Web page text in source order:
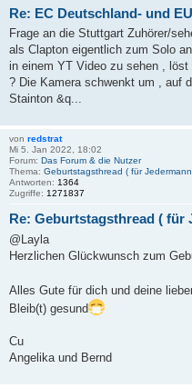
Re: EC Deutschland- und
Frage an die Stuttgart Zuhörer/
als Clapton eigentlich zum Solo
in einem YT Video zu sehen ,
? Die Kamera schwenkt um , auf
Stainton &q...
von redstrat
Mi 5. Jan 2022, 18:02
Forum: Das Forum & die Nutzer
Thema: Geburtstagsthread ( für
Antworten: 1364
Zugriffe: 1271837
Re: Geburtstagsthread ( für
@Layla
Herzlichen Glückwunsch zum
Alles Gute für dich und deine
Bleib(t) gesund
Cu
Angelika und Bernd